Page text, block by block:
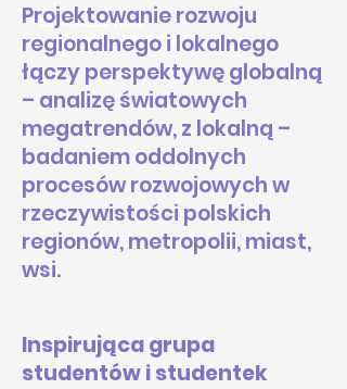
dr Jakub Rok
adiunkt w EUROREG-u
Projektowanie rozwoju
regionalnego i lokalnego
łączy perspektywę globalną
– analizę światowych
megatrendów, z lokalną –
badaniem oddolnych
procesów rozwojowych w
rzeczywistości polskich
regionów, metropolii, miast,
wsi.
Inspirująca grupa
studentów i studentek